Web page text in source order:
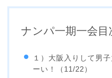
ナンパ一期一会目
１）大阪入りして男
ーい！（11/22）